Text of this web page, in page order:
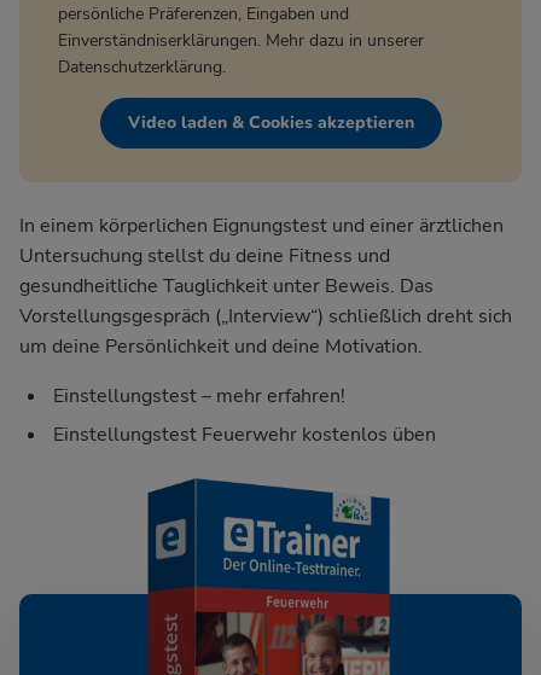
persönliche Präferenzen, Eingaben und
Einverständniserklärungen. Mehr dazu in unserer
Datenschutzerklärung.
Video laden & Cookies akzeptieren
In einem körperlichen Eignungstest und einer ärztlichen
Untersuchung stellst du deine Fitness und
gesundheitliche Tauglichkeit unter Beweis. Das
Vorstellungsgespräch („Interview“) schließlich dreht sich
um deine Persönlichkeit und deine Motivation.
Einstellungstest – mehr erfahren!
Einstellungstest Feuerwehr kostenlos üben